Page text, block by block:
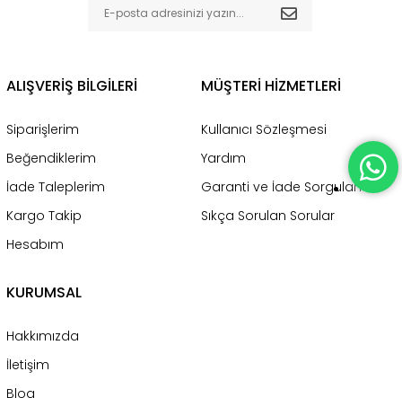
ALIŞVERİŞ BİLGİLERİ
Siparişlerim
Beğendiklerim
İade Taleplerim
Kargo Takip
Hesabım
MÜŞTERİ HİZMETLERİ
Kullanıcı Sözleşmesi
Yardım
Garanti ve İade Sorgulama
Sıkça Sorulan Sorular
KURUMSAL
Hakkımızda
İletişim
Blog